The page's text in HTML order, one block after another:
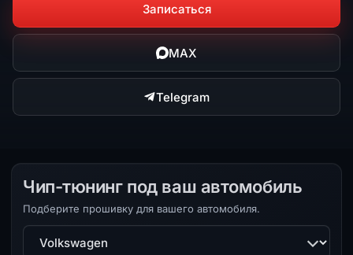
Записаться
MAX
Telegram
Чип-тюнинг под ваш автомобиль
Подберите прошивку для вашего автомобиля.
Марка